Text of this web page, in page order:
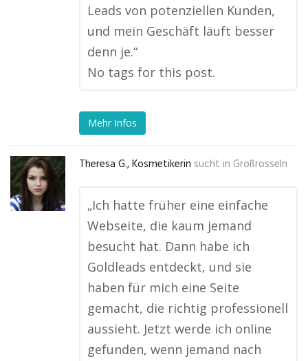
Leads von potenziellen Kunden,
und mein Geschäft läuft besser
denn je.“
No tags for this post.
Mehr Infos
Theresa G., Kosmetikerin sucht in Großrosseln
„Ich hatte früher eine einfache
Webseite, die kaum jemand
besucht hat. Dann habe ich
Goldleads entdeckt, und sie
haben für mich eine Seite
gemacht, die richtig professionell
aussieht. Jetzt werde ich online
gefunden, wenn jemand nach